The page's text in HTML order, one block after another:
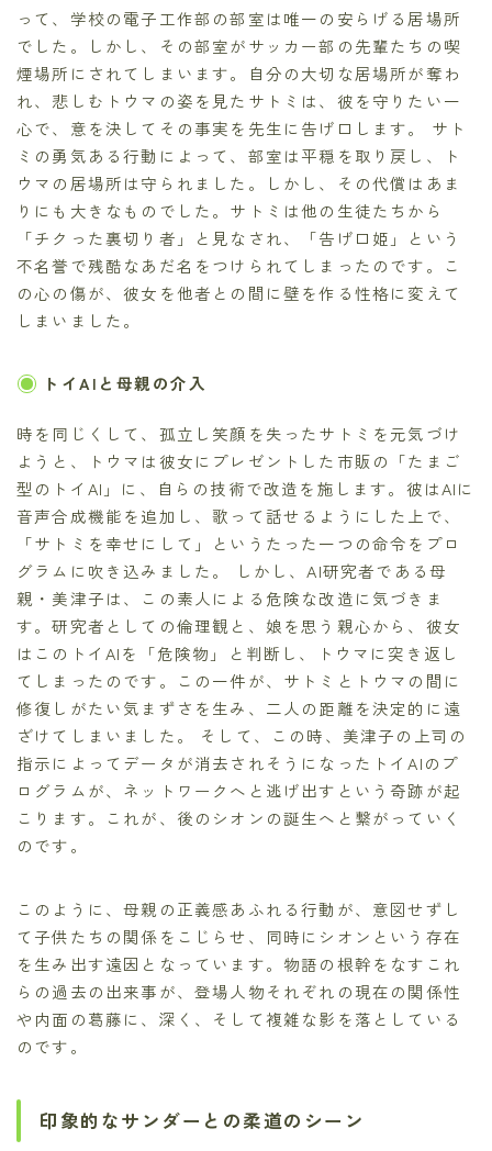
って、学校の電子工作部の部室は唯一の安らげる居場所
でした。しかし、その部室がサッカー部の先輩たちの喫
煙場所にされてしまいます。自分の大切な居場所が奪わ
れ、悲しむトウマの姿を見たサトミは、彼を守りたい一
心で、意を決してその事実を先生に告げ口します。 サト
ミの勇気ある行動によって、部室は平穏を取り戻し、ト
ウマの居場所は守られました。しかし、その代償はあま
りにも大きなものでした。サトミは他の生徒たちから
「チクった裏切り者」と見なされ、「告げ口姫」という
不名誉で残酷なあだ名をつけられてしまったのです。こ
の心の傷が、彼女を他者との間に壁を作る性格に変えて
しまいました。
トイAIと母親の介入
時を同じくして、孤立し笑顔を失ったサトミを元気づけ
ようと、トウマは彼女にプレゼントした市販の「たまご
型のトイAI」に、自らの技術で改造を施します。彼はAIに
音声合成機能を追加し、歌って話せるようにした上で、
「サトミを幸せにして」というたった一つの命令をプロ
グラムに吹き込みました。 しかし、AI研究者である母
親・美津子は、この素人による危険な改造に気づきま
す。研究者としての倫理観と、娘を思う親心から、彼女
はこのトイAIを「危険物」と判断し、トウマに突き返し
てしまったのです。この一件が、サトミとトウマの間に
修復しがたい気まずさを生み、二人の距離を決定的に遠
ざけてしまいました。 そして、この時、美津子の上司の
指示によってデータが消去されそうになったトイAIのプ
ログラムが、ネットワークへと逃げ出すという奇跡が起
こります。これが、後のシオンの誕生へと繋がっていく
のです。
このように、母親の正義感あふれる行動が、意図せずし
て子供たちの関係をこじらせ、同時にシオンという存在
を生み出す遠因となっています。物語の根幹をなすこれ
らの過去の出来事が、登場人物それぞれの現在の関係性
や内面の葛藤に、深く、そして複雑な影を落としている
のです。
印象的なサンダーとの柔道のシーン